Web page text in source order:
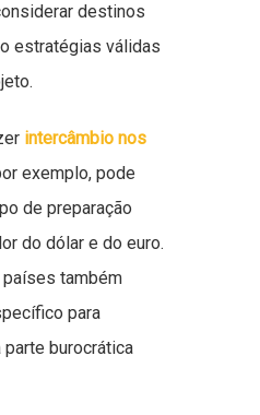
destinos
estratégias válidas
intercâmbio nos
exemplo, pode
de preparação
do dólar e do euro.
também
para
burocrática